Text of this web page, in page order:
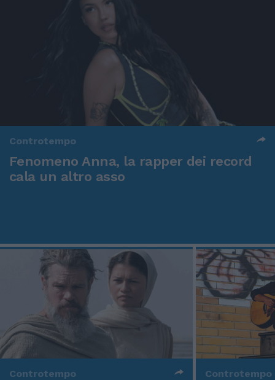
Controtempo
Fenomeno Anna, la rapper dei record
cala un altro asso
Controtempo Controtempo